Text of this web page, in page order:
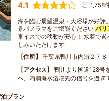
4.1 1,758
海を臨む展望温泉・大浴場が好評
景パノラマをご堪能ください バリ
車イスでの移動が安心！ 水着で
しみいただけます
住所
千葉県鴨川市内浦２７８
アクセス
鴨川より国道128号
へ、内浦海水浴場先の信号を過ぎ
泊プラン